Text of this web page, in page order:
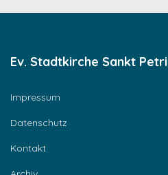
Ev. Stadtkirche Sankt Petri
Impressum
Datenschutz
Kontakt